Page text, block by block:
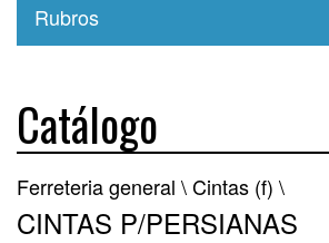
Rubros
Catálogo
Ferreteria general \Cintas (f) \
CINTAS P/PERSIANAS